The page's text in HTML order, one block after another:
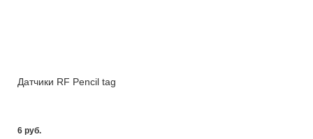
Датчики RF Pencil tag
6 pуб.